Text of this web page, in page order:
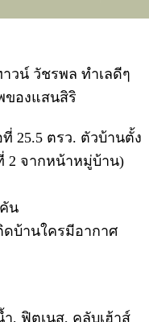
วน์ วัชรพล ทำเลดีๆ
ของแสนสิริ
25.5 ตรว. ตัวบ้านตั้ง
2 จากหน้าหมู่บ้าน)
น
ดบ้านใครมีอากาศ
, ฟิตเนส, คลับเฮ้าส์